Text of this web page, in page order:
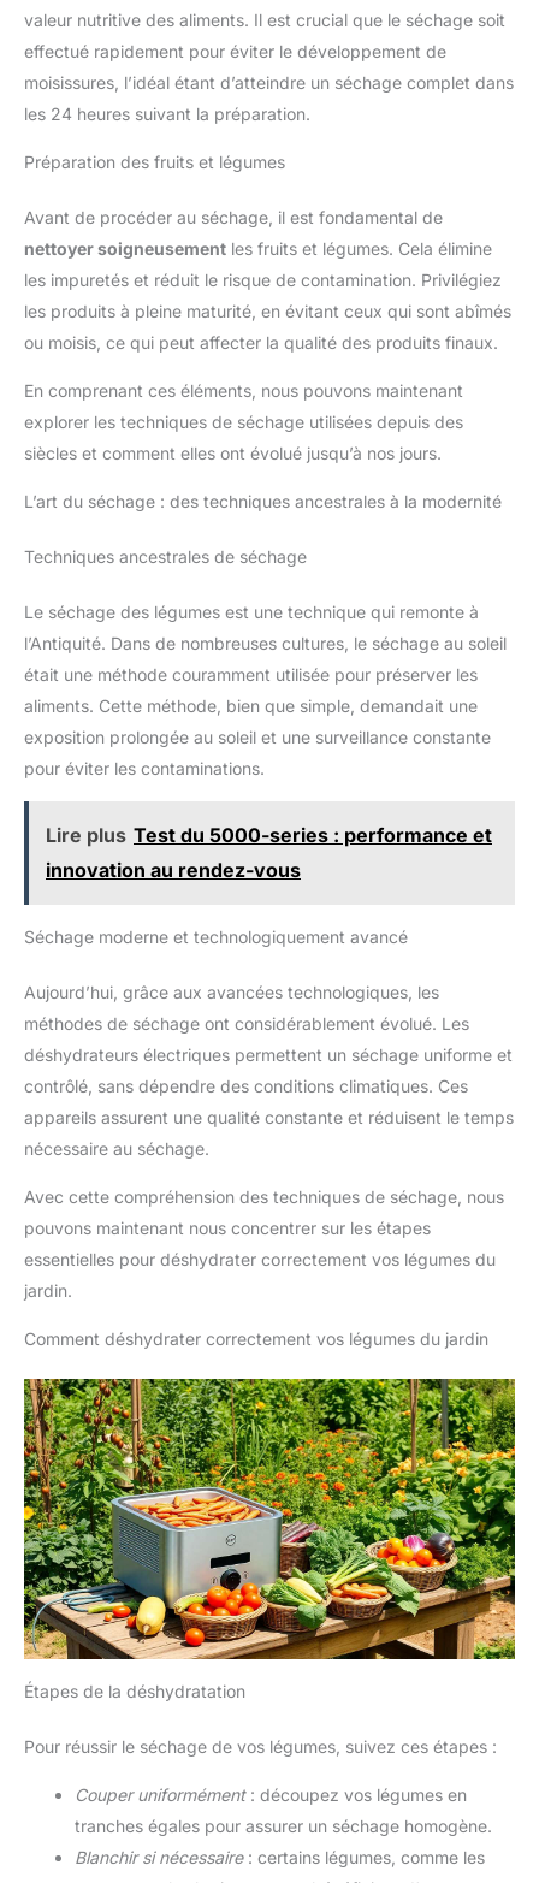
valeur nutritive des aliments. Il est crucial que le séchage soit
effectué rapidement pour éviter le développement de
moisissures, l’idéal étant d’atteindre un séchage complet dans
les 24 heures suivant la préparation.
Préparation des fruits et légumes
Avant de procéder au séchage, il est fondamental de
nettoyer soigneusement les fruits et légumes. Cela élimine
les impuretés et réduit le risque de contamination. Privilégiez
les produits à pleine maturité, en évitant ceux qui sont abîmés
ou moisis, ce qui peut affecter la qualité des produits finaux.
En comprenant ces éléments, nous pouvons maintenant
explorer les techniques de séchage utilisées depuis des
siècles et comment elles ont évolué jusqu’à nos jours.
L’art du séchage : des techniques ancestrales à la modernité
Techniques ancestrales de séchage
Le séchage des légumes est une technique qui remonte à
l’Antiquité. Dans de nombreuses cultures, le séchage au soleil
était une méthode couramment utilisée pour préserver les
aliments. Cette méthode, bien que simple, demandait une
exposition prolongée au soleil et une surveillance constante
pour éviter les contaminations.
Lire plus Test du 5000-series : performance et
innovation au rendez-vous
Séchage moderne et technologiquement avancé
Aujourd’hui, grâce aux avancées technologiques, les
méthodes de séchage ont considérablement évolué. Les
déshydrateurs électriques permettent un séchage uniforme et
contrôlé, sans dépendre des conditions climatiques. Ces
appareils assurent une qualité constante et réduisent le temps
nécessaire au séchage.
Avec cette compréhension des techniques de séchage, nous
pouvons maintenant nous concentrer sur les étapes
essentielles pour déshydrater correctement vos légumes du
jardin.
Comment déshydrater correctement vos légumes du jardin
Étapes de la déshydratation
Pour réussir le séchage de vos légumes, suivez ces étapes :
Couper uniformément: découpez vos légumes en
tranches égales pour assurer un séchage homogène.
Blanchir si nécessaire: certains légumes, comme les